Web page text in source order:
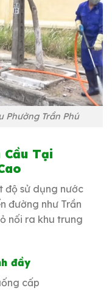
Phường Trần Phú
Cầu Tại
độ sử dụng nước
đường như Trần
nối ra khu trung
đầy
cấp